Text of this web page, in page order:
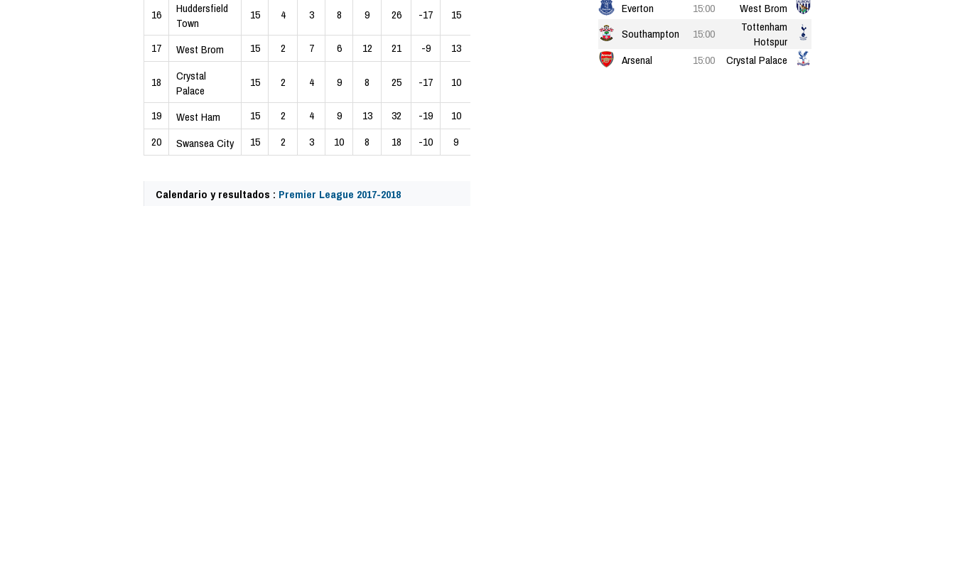
16
Huddersfield
Town
15 4 3 8 9 26 -17 15
17 West Brom 15 2 7 6 12 21 -9 13
18
Crystal
Palace
15 2 4 9 8 25 -17 10
19 West Ham 15 2 4 9 13 32 -19
10
20
Swansea City 15 2 3 10 8 18 -10 9
Calendario y resultados : Premier League 2017-2018
Everton
15:00
West Brom
Southampton
15:00
Tottenham
Hotspur
Arsenal
15:00 Crystal Palace